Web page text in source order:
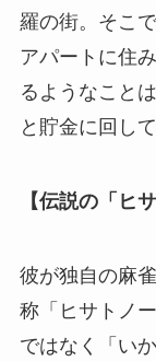
羅の街。そこ
アパートに住
るようなこと
と貯金に回し
【伝説の「ヒ
彼が独自の麻
称「ヒサトノ
ではなく「い